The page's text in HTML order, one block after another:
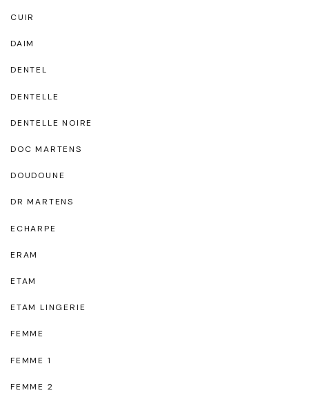
CUIR
DAIM
DENTEL
DENTELLE
DENTELLE NOIRE
DOC MARTENS
DOUDOUNE
DR MARTENS
ECHARPE
ERAM
ETAM
ETAM LINGERIE
FEMME
FEMME 1
FEMME 2